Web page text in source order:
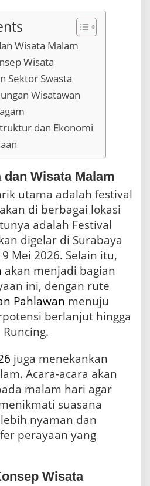
a
e
g
a
a
n
u
Wisata Malam
Wisata
Sektor Swasta
Wisatawan
dan Ekonomi
Wisata Malam
utama adalah festival
di berbagai lokasi
adalah Festival
digelar di Surabaya
Mei 2026. Selain itu,
akan menjadi bagian
ini, dengan rute
Pahlawan menuju
berlanjut hingga
juga menekankan
Acara-acara akan
malam hari agar
suasana
nyaman dan
perayaan yang
Wisata